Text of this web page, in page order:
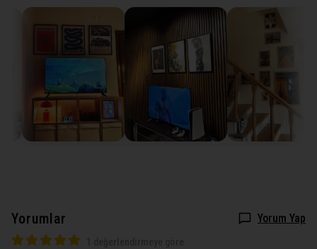
Yorumlar Yorum Yap